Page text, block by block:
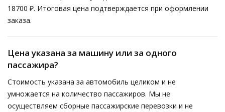
18700 ₽. Итоговая цена подтверждается при оформлении
заказа.
Цена указана за машину или за одного
пассажира?
Стоимость указана за автомобиль целиком и не
умножается на количество пассажиров. Мы не
осуществляем сборные пассажирские перевозки и не